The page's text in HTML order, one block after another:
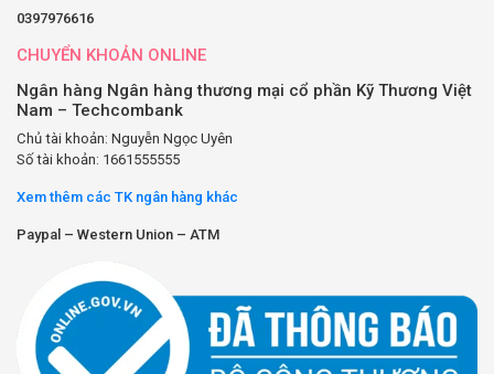
0397976616
CHUYỂN KHOẢN ONLINE
Ngân hàng Ngân hàng thương mại cổ phần Kỹ Thương Việt
Nam – Techcombank
Chủ tài khoản: Nguyễn Ngọc Uyên
Số tài khoản: 1661555555
Xem thêm các TK ngân hàng khác
Paypal – Western Union – ATM